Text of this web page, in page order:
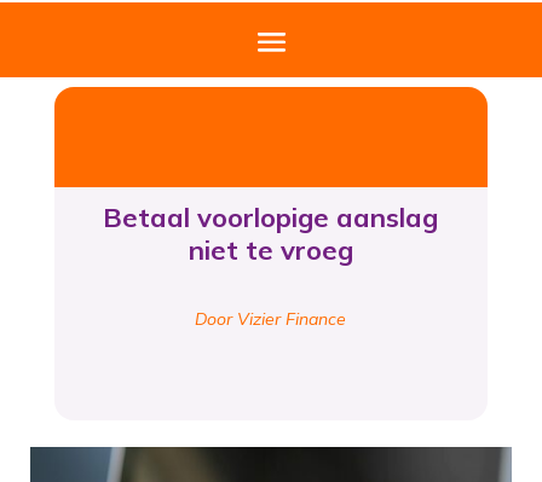
Betaal voorlopige aanslag
niet te vroeg
Door Vizier Finance